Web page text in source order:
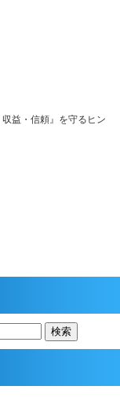
益・信頼』を守るヒン